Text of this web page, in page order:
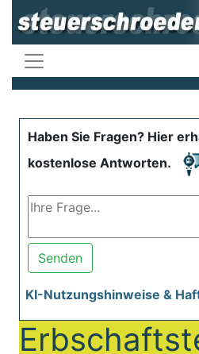
Haben Sie Fragen? Hier
kostenlose Antworten.
Senden
KI-Nutzungshinweise &